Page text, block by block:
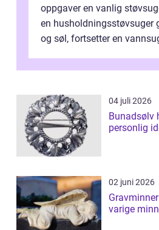
oppgaver en vanlig
en husholdningsstøvsuger
og søl, fortsetter en
04 juli 2026
Bunadsølv historie, håndverk og
personlig
02 juni 2026
Gravminner valg, utforming og
varige